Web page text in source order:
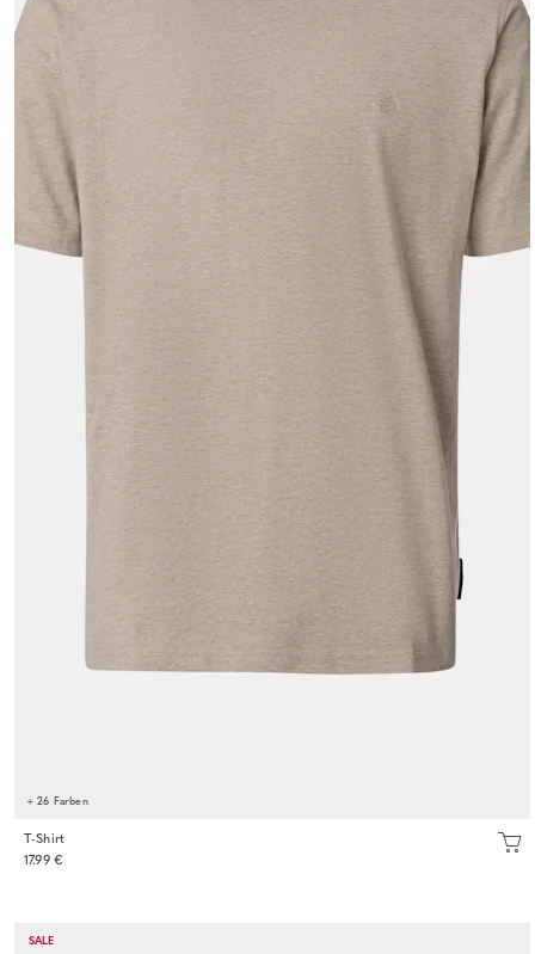
+ 26 Farben
T-Shirt
17.99 €
SALE